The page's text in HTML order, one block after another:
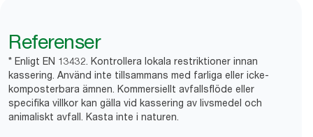
Referenser
* Enligt EN 13432. Kontrollera lokala restriktioner innan
kassering. Använd inte tillsammans med farliga eller icke-
komposterbara ämnen. Kommersiellt avfallsflöde eller
specifika villkor kan gälla vid kassering av livsmedel och
animaliskt avfall. Kasta inte i naturen.